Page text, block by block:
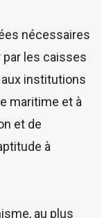
nécessaires
les caisses
aux institutions
maritime et à
et de
à
au plus